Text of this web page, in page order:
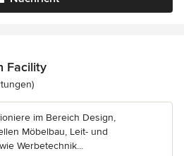
Facility
5 von 5 Sternen
im Bereich Design,
Möbelbau, Leit- und
Werbetechnik...